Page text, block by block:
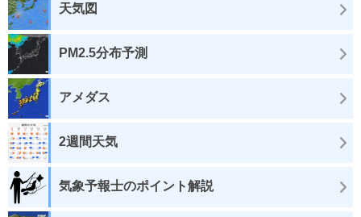
天気図
PM2.5分布予測
アメダス
2週間天気
気象予報士のポイント解説